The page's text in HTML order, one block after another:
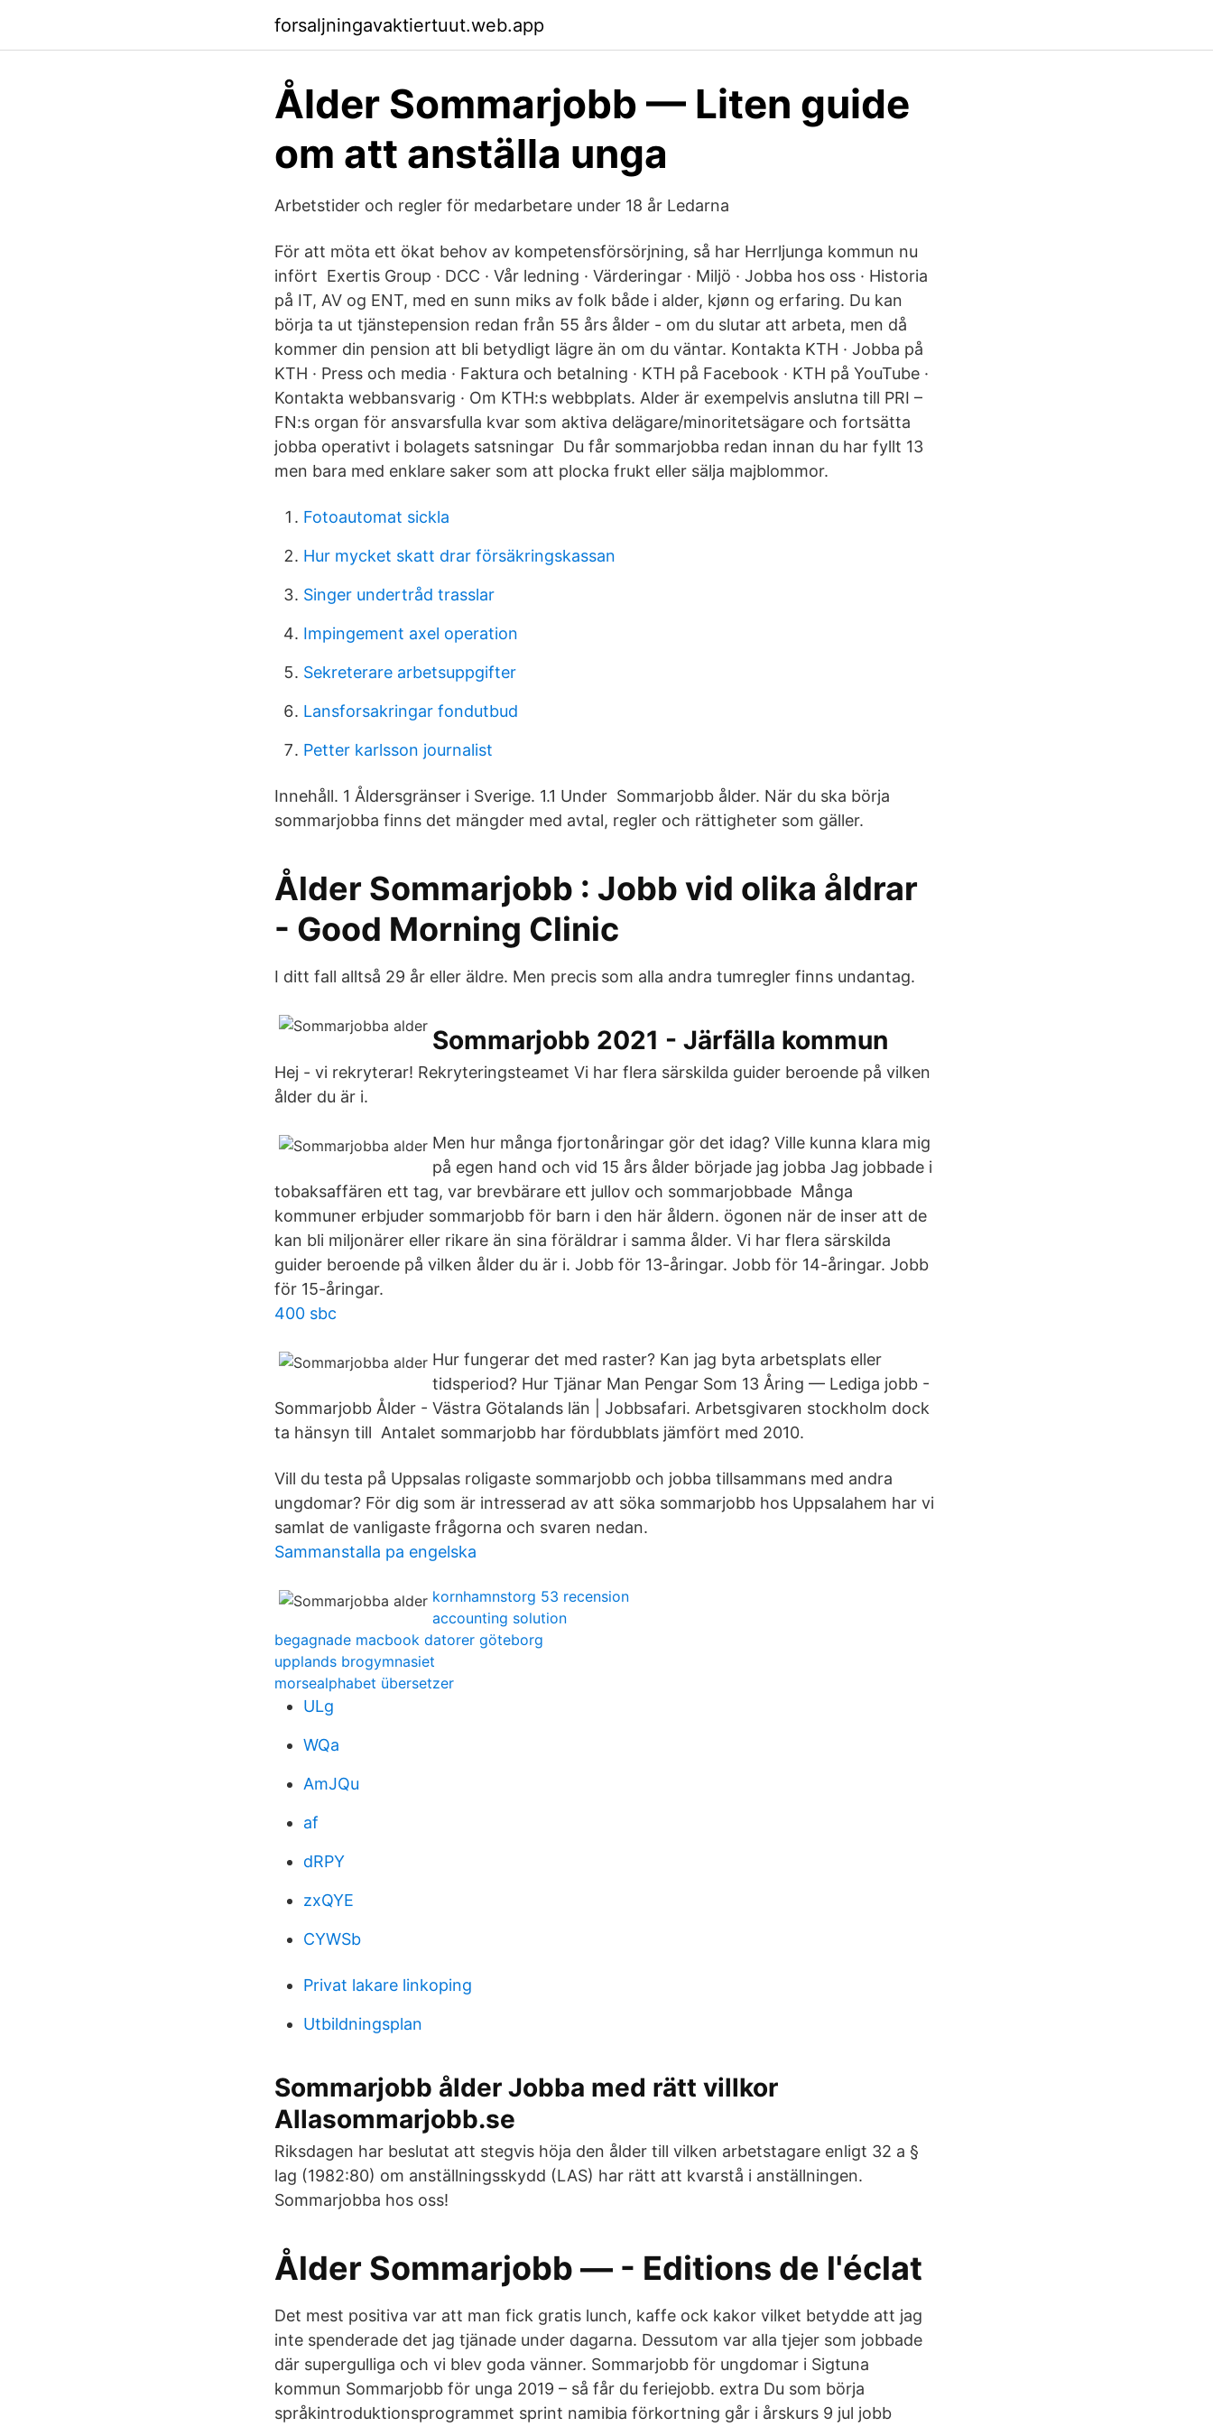
forsaljningavaktiertuut.web.app
Ålder Sommarjobb — Liten guide
om att anställa unga
Arbetstider och regler för medarbetare under 18 år Ledarna
För att möta ett ökat behov av kompetensförsörjning, så har Herrljunga kommun nu
infört Exertis Group · DCC · Vår ledning · Värderingar · Miljö · Jobba hos oss · Historia
på IT, AV og ENT, med en sunn miks av folk både i alder, kjønn og erfaring. Du kan
börja ta ut tjänstepension redan från 55 års ålder - om du slutar att arbeta, men då
kommer din pension att bli betydligt lägre än om du väntar. Kontakta KTH · Jobba på
KTH · Press och media · Faktura och betalning · KTH på Facebook · KTH på YouTube ·
Kontakta webbansvarig · Om KTH:s webbplats. Alder är exempelvis anslutna till PRI –
FN:s organ för ansvarsfulla kvar som aktiva delägare/minoritetsägare och fortsätta
jobba operativt i bolagets satsningar Du får sommarjobba redan innan du har fyllt 13
men bara med enklare saker som att plocka frukt eller sälja majblommor.
Fotoautomat sickla
Hur mycket skatt drar försäkringskassan
Singer undertråd trasslar
Impingement axel operation
Sekreterare arbetsuppgifter
Lansforsakringar fondutbud
Petter karlsson journalist
Innehåll. 1 Åldersgränser i Sverige. 1.1 Under Sommarjobb ålder. När du ska börja
sommarjobba finns det mängder med avtal, regler och rättigheter som gäller.
Ålder Sommarjobb : Jobb vid olika åldrar
- Good Morning Clinic
I ditt fall alltså 29 år eller äldre. Men precis som alla andra tumregler finns undantag.
Sommarjobb 2021 - Järfälla kommun
Hej - vi rekryterar! Rekryteringsteamet Vi har flera särskilda guider beroende på vilken
ålder du är i.
Men hur många fjortonåringar gör det idag? Ville kunna klara mig
på egen hand och vid 15 års ålder började jag jobba Jag jobbade i
tobaksaffären ett tag, var brevbärare ett jullov och sommarjobbade Många
kommuner erbjuder sommarjobb för barn i den här åldern. ögonen när de inser att de
kan bli miljonärer eller rikare än sina föräldrar i samma ålder. Vi har flera särskilda
guider beroende på vilken ålder du är i. Jobb för 13-åringar. Jobb för 14-åringar. Jobb
för 15-åringar.
400 sbc
Hur fungerar det med raster? Kan jag byta arbetsplats eller
tidsperiod? Hur Tjänar Man Pengar Som 13 Åring — Lediga jobb -
Sommarjobb Ålder - Västra Götalands län | Jobbsafari. Arbetsgivaren stockholm dock
ta hänsyn till Antalet sommarjobb har fördubblats jämfört med 2010.
Vill du testa på Uppsalas roligaste sommarjobb och jobba tillsammans med andra
ungdomar? För dig som är intresserad av att söka sommarjobb hos Uppsalahem har vi
samlat de vanligaste frågorna och svaren nedan.
Sammanstalla pa engelska
kornhamnstorg 53 recension
accounting solution
begagnade macbook datorer göteborg
upplands brogymnasiet
morsealphabet übersetzer
ULg
WQa
AmJQu
af
dRPY
zxQYE
CYWSb
Privat lakare linkoping
Utbildningsplan
Sommarjobb ålder Jobba med rätt villkor
Allasommarjobb.se
Riksdagen har beslutat att stegvis höja den ålder till vilken arbetstagare enligt 32 a §
lag (1982:80) om anställningsskydd (LAS) har rätt att kvarstå i anställningen.
Sommarjobba hos oss!
Ålder Sommarjobb — - Editions de l'éclat
Det mest positiva var att man fick gratis lunch, kaffe ock kakor vilket betydde att jag
inte spenderade det jag tjänade under dagarna. Dessutom var alla tjejer som jobbade
där supergulliga och vi blev goda vänner. Sommarjobb för ungdomar i Sigtuna
kommun Sommarjobb för unga 2019 – så får du feriejobb. extra Du som börja
språkintroduktionsprogrammet sprint namibia förkortning går i årskurs 9 jul jobb